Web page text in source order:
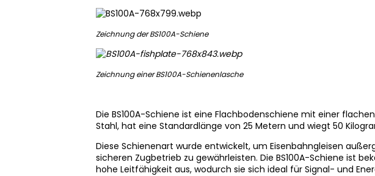
Zeichnung der BS100A-Schiene
Zeichnung einer BS100A-Schienenlasche
Die BS100A-Schiene ist eine Flachbodenschiene mit einer
Stahl, hat eine Standardlänge von 25 Metern und wiegt 50
Diese Schienenart wurde entwickelt, um Eisenbahngleisen
sicheren Zugbetrieb zu gewährleisten. Die BS100A-Schiene ist
hohe Leitfähigkeit aus, wodurch sie sich ideal für Signal- und